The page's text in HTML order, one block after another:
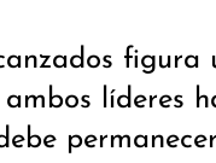
figura
líderes